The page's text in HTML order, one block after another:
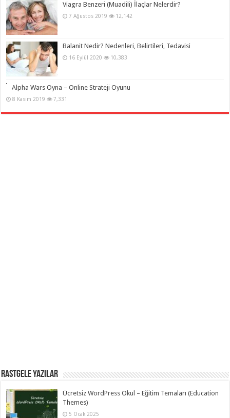
Viagra Benzeri (Muadili) İlaçlar Nelerdir?
7 Ağustos 2019 12,142
Balanit Nedir? Nedenleri, Belirtileri, Tedavisi
16 Eylül 2020 10,383
Alpha Wars Oyna – Online Strateji Oyunu
8 Kasım 2019 7,331
RASTGELE YAZILAR
Ücretsiz WordPress Okul – Eğitim Temaları (Education
Themes)
5 Ocak 2025